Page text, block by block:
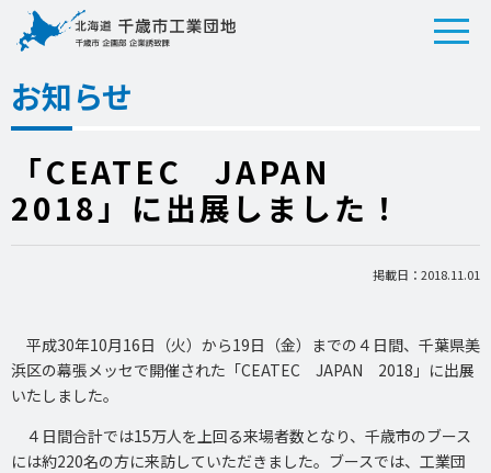
お知らせ
「CEATEC JAPAN
2018」に出展しました！
掲載日：2018.11.01
平成30年10月16日（火）から19日（金）までの４日間、千葉県美
浜区の幕張メッセで開催された「CEATEC JAPAN 2018」に出展
いたしました。
４日間合計では15万人を上回る来場者数となり、千歳市のブース
には約220名の方に来訪していただきました。ブースでは、工業団